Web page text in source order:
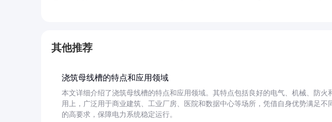
其他推荐
浇筑母线槽的特点和应用领域
本文详细介绍了浇筑母线槽的特点和应用领域。其特点包括良好的电气、机械、防火
用上，广泛用于商业建筑、工业厂房、医院和数据中心等场所，凭借自身优势满足不
的高要求，保障电力系统稳定运行。